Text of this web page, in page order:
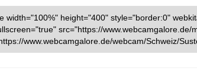
width="100%" height="400" style="border:0"
src="https://
www.webcamgalore.de/webcam/Schweiz/